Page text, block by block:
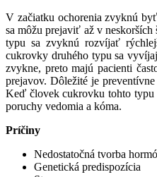
V začiatku ochorenia zvyknú
sa môžu prejaviť až v
typu sa zvyknú rozvíjať
cukrovky druhého typu sa
zvykne, preto majú pacienti
prejavov. Dôležité je
Keď človek cukrovku tohto typu
poruchy vedomia a kóma.
Príčiny
Nedostatočná tvorba
Genetická predispozícia